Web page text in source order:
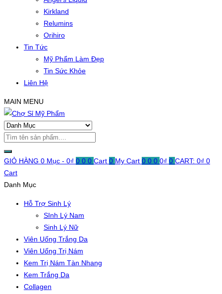
Kirkland
Relumins
Orihiro
Tin Tức
Mỹ Phẩm Làm Đẹp
Tin Sức Khỏe
Liên Hệ
MAIN MENU
GIỎ HÀNG 0 Mục - 0₫ 0 0 0 Cart 0 My Cart 0 0 0 0₫ 0 CART: 0₫ 0
Cart
Danh Mục
Hỗ Trợ Sinh Lý
SInh Lý Nam
Sinh Lý Nữ
Viên Uống Trắng Da
Viên Uống Trị Nám
Kem Trị Nám Tàn Nhang
Kem Trắng Da
Collagen